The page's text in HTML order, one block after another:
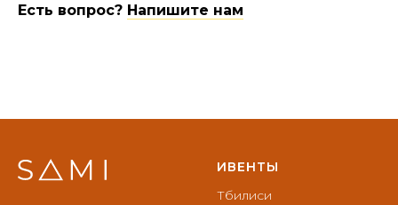
Есть вопрос? Напишите нам
ИВЕНТЫ
Тбилиси